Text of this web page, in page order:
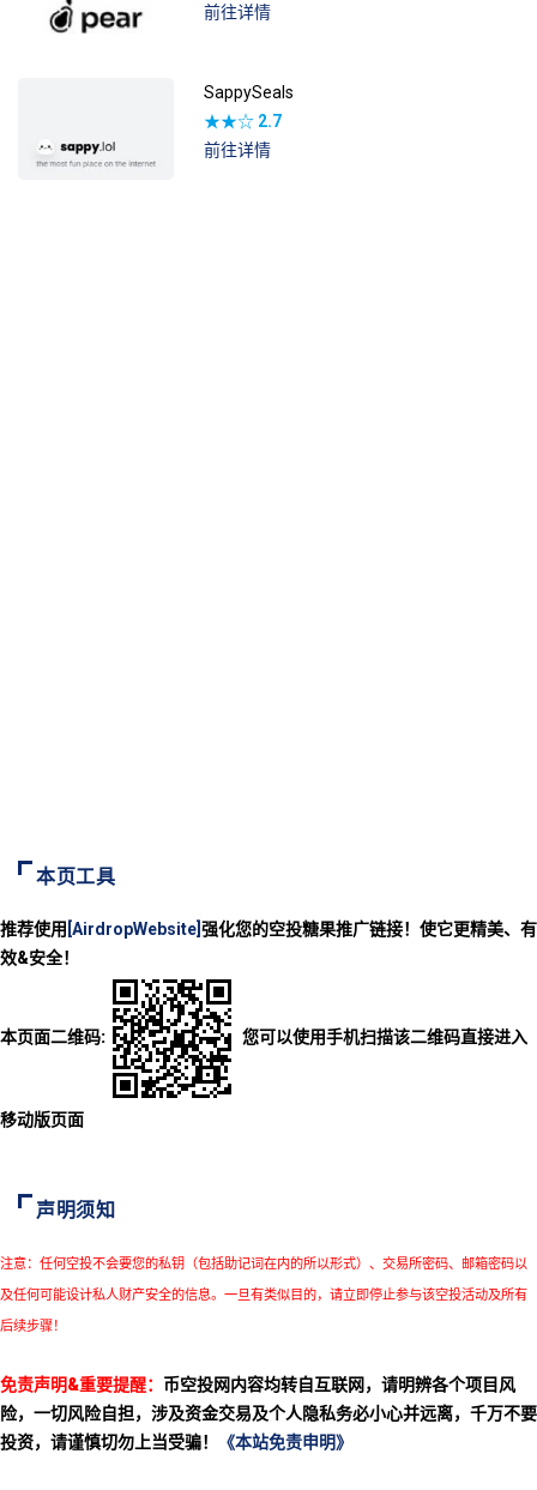
前往详情
SappySeals
★★☆ 2.7
前往详情
本页工具
推荐使用 [AirdropWebsite] 强化您的空投糖果推广链接！使它更精美、有
效&安全！
本页面二维码: 您可以使用手机扫描该二维码直接进入
移动版页面
声明须知
注意：任何空投不会要您的私钥（包括助记词在内的所以形式）、交易所密码、邮箱密码以
及任何可能设计私人财产安全的信息。一旦有类似目的，请立即停止参与该空投活动及所有
后续步骤！
免责声明&重要提醒： 币空投网内容均转自互联网，请明辨各个项目风
险，一切风险自担，涉及资金交易及个人隐私务必小心并远离，千万不要
投资，请谨慎切勿上当受骗！
《本站免责申明》